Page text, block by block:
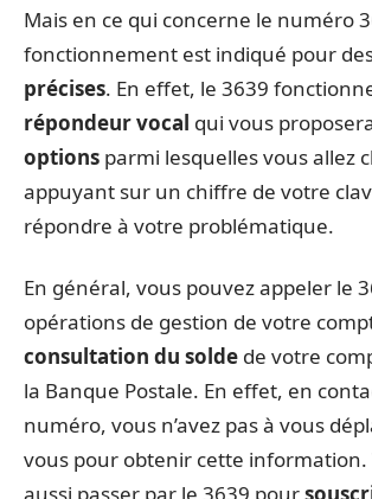
Mais en ce qui concerne le numéro
fonctionnement est indiqué pour
précises. En effet, le 3639
répondeur vocal qui vous
options parmi lesquelles vous allez
appuyant sur un chiffre de votre
répondre à votre problématique.
En général, vous pouvez appeler le
opérations de gestion de votre
consultation du solde de votre
la Banque Postale. En effet, en
numéro, vous n’avez pas à vous
vous pour obtenir cette information.
aussi passer par le 3639 pour